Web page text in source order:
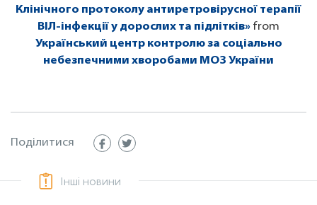
Клінічного протоколу антиретровірусної терапії
ВІЛ-інфекції у дорослих та підлітків» from
Український центр контролю за соціально
небезпечними хворобами МОЗ України
Поділитися
Інші новини